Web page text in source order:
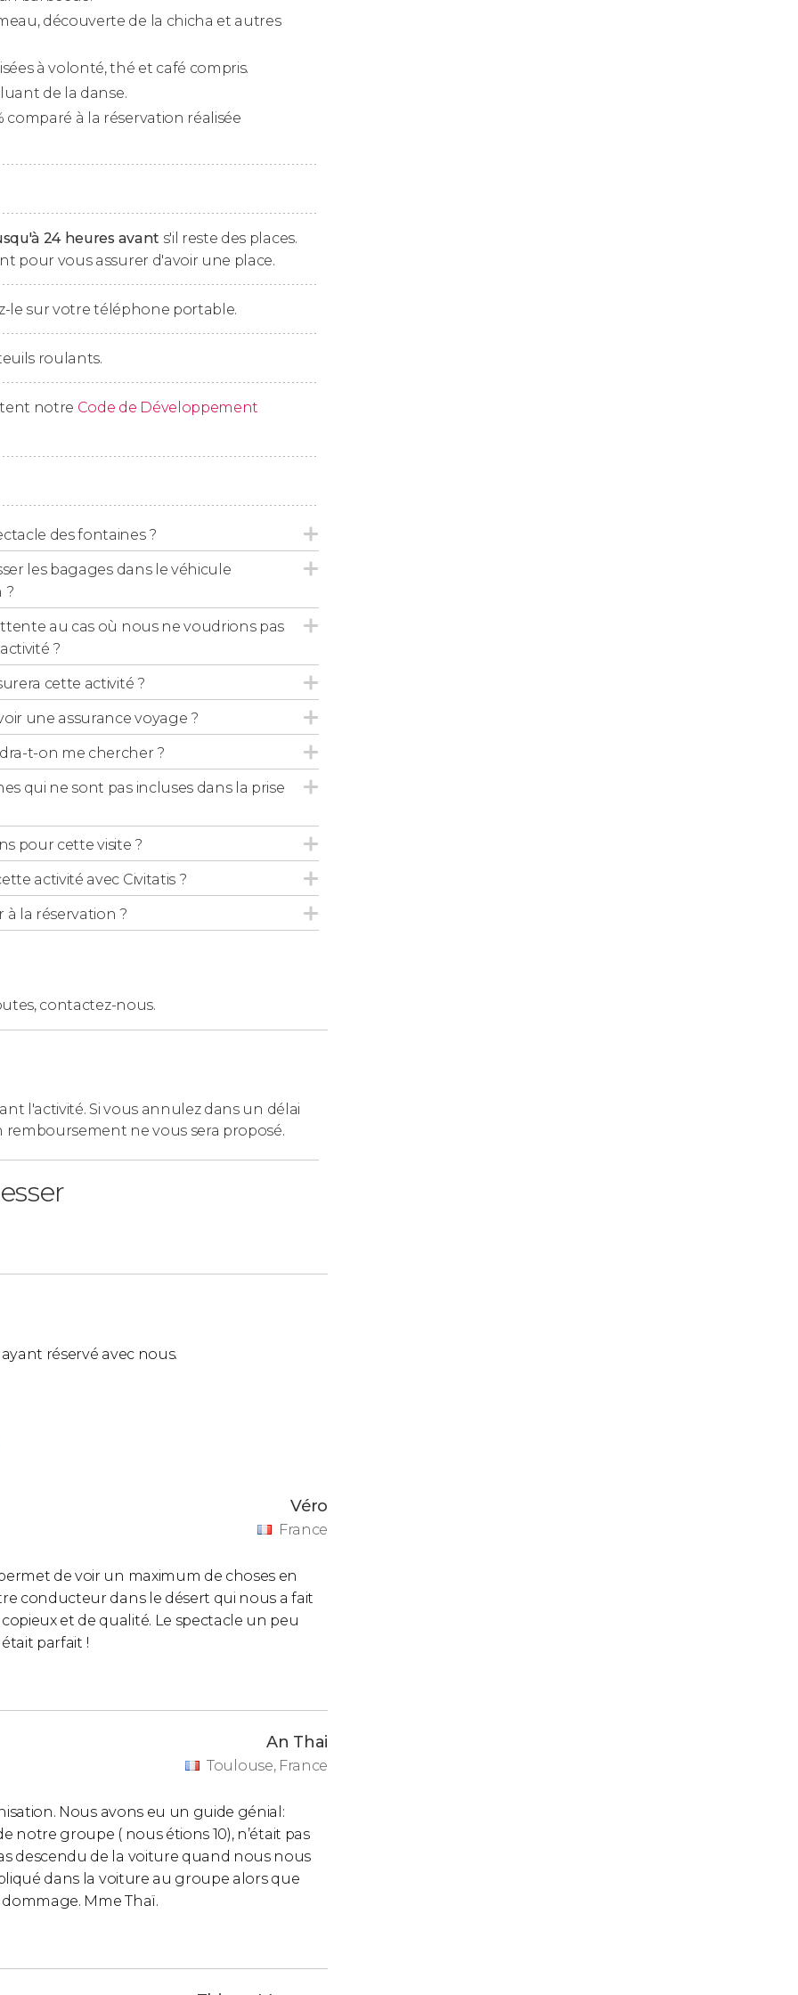
le désert
, entre 13h30 et 14h00. Dans
la pression des pneus, nos
, vous retournerez aucamp, où vous
henné ou simplement de vous asseoir et
sont incluses.
la région (il y aura également des options
par divers spectacles, dont les
cette activité de 13 heures en
Port Rashid.
à votre hôtelentre 08h00 et 08h30.
Discovery Garden, Jebel Ali, Ibn Battuta,
Land hotels, Silicon Oasis, Al Barsha
assister aux spectacles dans les camps
la danse des danseurs et aucune
avec un parent ou un tuteur au
carte SIM avec
de Dubaï à votre arrivée.
découverte de la chicha et autres
à volonté, thé et café compris.
de la danse.
comparé à la réservation réalisée
24 heures avant s'il reste des places.
pour vous assurer d'avoir une place.
le sur votre téléphone portable.
roulants.
notre Code de Développement
des fontaines ?
les bagages dans le véhicule
?
au cas où nous ne voudrions pas
?
cette activité ?
une assurance voyage ?
t-on me chercher ?
qui ne sont pas incluses dans la prise
pour cette visite ?
activité avec Civitatis ?
la réservation ?
contactez-nous.
l'activité. Si vous annulez dans un délai
ne vous sera proposé.
réservé avec nous.
Véro
France
de voir un maximum de choses en
conducteur dans le désert qui nous a fait
et de qualité. Le spectacle un peu
parfait !
An Thai
Toulouse, France
Nous avons eu un guide génial:
notre groupe ( nous étions 10), n’était pas
descendu de la voiture quand nous nous
dans la voiture au groupe alors que
Mme Thaï.